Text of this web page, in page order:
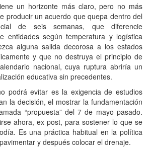
un horizonte más claro, pero no más
producir un acuerdo que quepa dentro del
de seis semanas, que diferencie
entidades según temperatura y logística
alguna salida decorosa a los estados
y que no destruya el principio de
nacional, cuya ruptura abriría un
educativa sin precedentes.
podrá evitar es la exigencia de estudios
la decisión, el mostrar la fundamentación
“propuesta” del 7 de mayo pasado.
ahora, ex post, para sostener lo que se
Es una práctica habitual en la política
y después colocar el drenaje.